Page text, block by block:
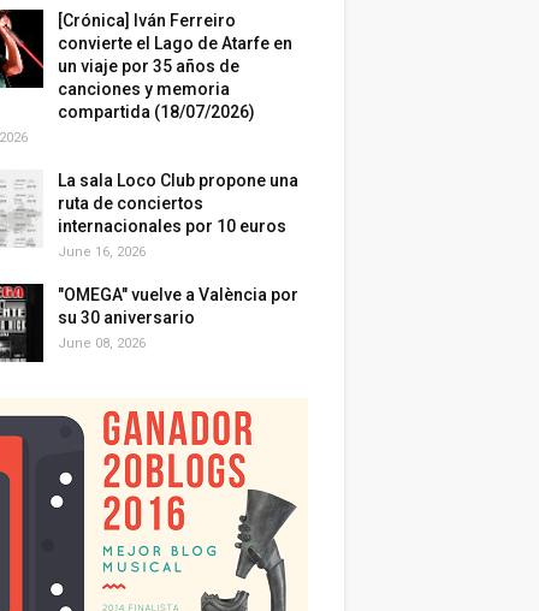
[Crónica] Iván Ferreiro
convierte el Lago de Atarfe en
un viaje por 35 años de
canciones y memoria
compartida (18/07/2026)
La sala Loco Club propone una
ruta de conciertos
internacionales por 10 euros
June 16, 2026
"OMEGA" vuelve a València por
su 30 aniversario
June 08, 2026